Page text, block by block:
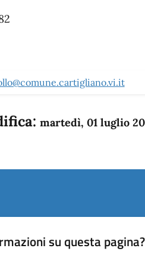
martedì, 01 luglio
su questa pagina?